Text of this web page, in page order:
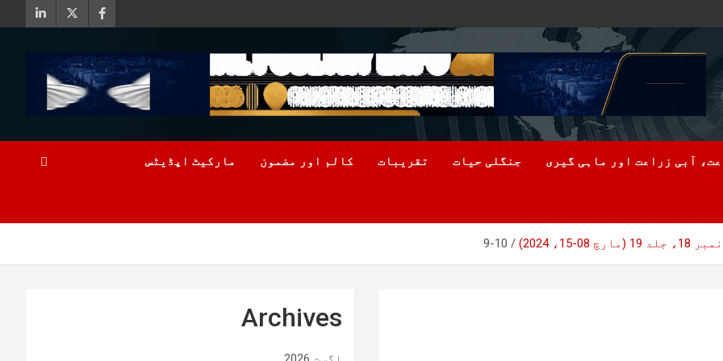
آبی زراعت اور ماہی گیری جنگلی حیات تقریبات کالم اور مضمون مارکیٹ اپڈیٹس
2024)
9-10
Archives